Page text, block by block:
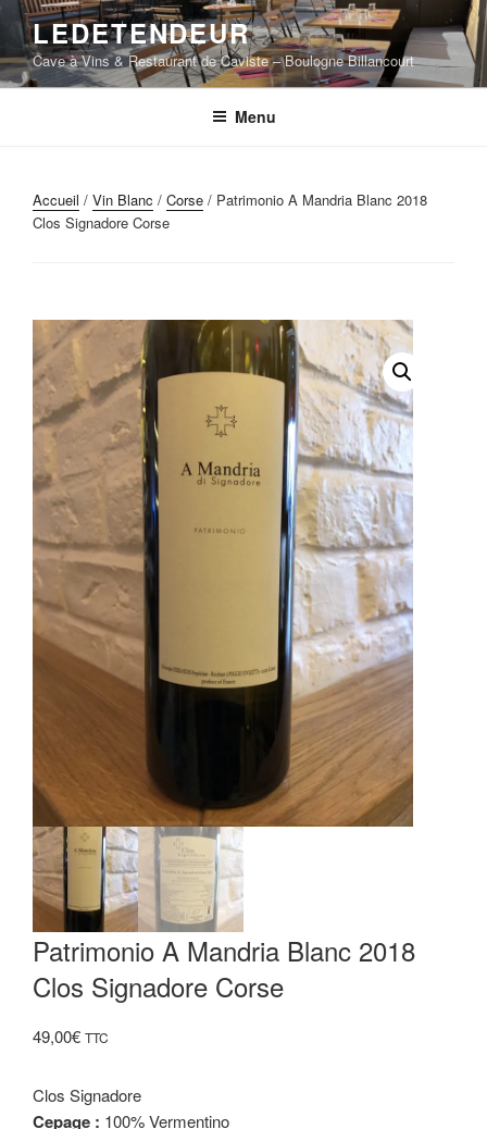
Aller
contenu
principal
LEDETENDEUR
Cave à Vins & Restaurant de Caviste – Boulogne Billancourt
Menu
Accueil / Vin Blanc / Corse / Patrimonio A Mandria Blanc 2018
Clos Signadore Corse
Patrimonio A Mandria Blanc 2018
Clos Signadore Corse
49,00€ TTC
Clos Signadore
Cepage : 100% Vermentino